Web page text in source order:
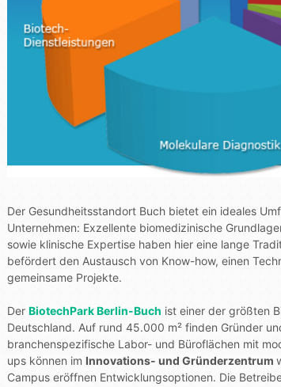
Der Gesundheitsstandort Buch bietet ein ideales
Unternehmen: Exzellente biomedizinische
sowie klinische Expertise haben hier eine lange
befördert den Austausch von Know-how, einen
gemeinsame Projekte.
Der BiotechPark Berlin-Buch ist einer der größten
Deutschland. Auf rund 45.000 m² finden Gründer
branchenspezifische Labor- und Büroflächen mit
ups können im Innovations- und Gründerzentrum
Campus eröffnen Entwicklungsoptionen. Die